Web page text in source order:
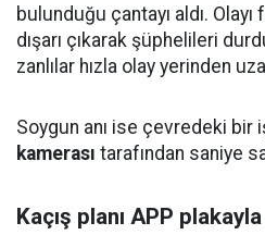
bulunduğu çantayı aldı.
dışarı çıkarak şüphelileri
zanlılar hızla olay yerinden
Soygun anı ise çevredeki bir
kamerası tarafından saniye
Kaçış planı APP